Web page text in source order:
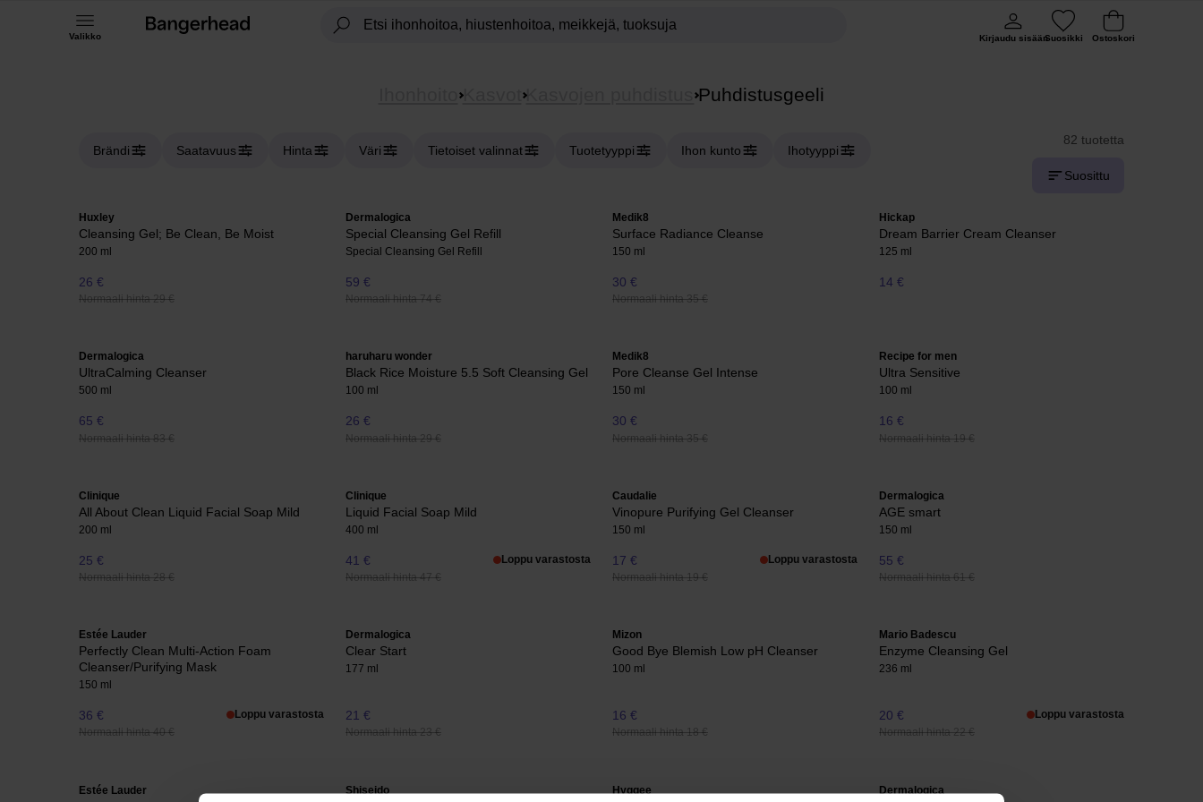
Valikko Kirjaudu sisäänSuosikki Ostoskori
Kasvot Kasvojen puhdistus Puhdistusgeeli
Brändi Saatavuus Hinta Väri Tietoiset valinnat Tuotetyyppi Ihon kunto Ihotyyppi
82 tuotetta
Suosittu
Huxley
Cleansing Gel; Be Clean, Be Moist
200 ml
26 €
Normaali hinta 29 €
Dermalogica
Special Cleansing Gel Refill
Special Cleansing Gel Refill
59 €
Normaali hinta 74 €
Medik8
Surface Radiance Cleanse
150 ml
30 €
Normaali hinta 35 €
Hickap
Dream Barrier Cream Cleanser
125 ml
14 €
Dermalogica
UltraCalming Cleanser
500 ml
65 €
Normaali hinta 83 €
haruharu wonder
Black Rice Moisture 5.5 Soft Cleansing Gel
100 ml
26 €
Normaali hinta 29 €
Medik8
Pore Cleanse Gel Intense
150 ml
30 €
Normaali hinta 35 €
Recipe for men
Ultra Sensitive
100 ml
16 €
Normaali hinta 19 €
Clinique
All About Clean Liquid Facial Soap Mild
200 ml
25 €
Normaali hinta 28 €
Clinique
Liquid Facial Soap Mild
400 ml
41 €
Normaali hinta 47 €
Loppu varastosta
Caudalie
Vinopure Purifying Gel Cleanser
150 ml
17 €
Normaali hinta 19 €
Loppu varastosta
Dermalogica
AGE smart
150 ml
55 €
Normaali hinta 61 €
Estée Lauder
Perfectly Clean Multi-Action Foam
Cleanser/Purifying Mask
150 ml
36 €
Normaali hinta 40 €
Loppu varastosta
Dermalogica
Clear Start
177 ml
21 €
Normaali hinta 23 €
Mizon
Good Bye Blemish Low pH Cleanser
100 ml
16 €
Normaali hinta 18 €
Mario Badescu
Enzyme Cleansing Gel
236 ml
20 €
Normaali hinta 22 €
Loppu varastosta
Estée Lauder Shiseido Hyggee Dermalogica